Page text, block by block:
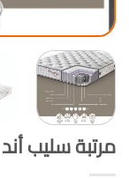
مرتبة سليب أند بد